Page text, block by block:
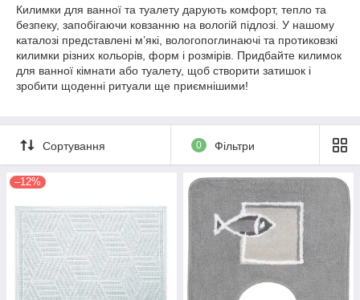
Килимки для ванної та туалету дарують комфорт, тепло та
безпеку, запобігаючи ковзанню на вологій підлозі. У нашому
каталозі представлені м’які, вологопоглинаючі та протиковзкі
килимки різних кольорів, форм і розмірів. Придбайте килимок
для ванної кімнати або туалету, щоб створити затишок і
зробити щоденні ритуали ще приємнішими!
Сортування 0 Фільтри
–12%